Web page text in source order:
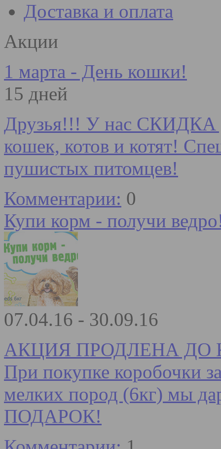
Доставка и оплата
Акции
1 марта - День кошки!
15 дней
Друзья!!! У нас СКИДКА
кошек, котов и котят!
пушистых питомцев!
Комментарии: 0
Купи корм - получи
07.04.16 - 30.09.16
АКЦИЯ ПРОДЛЕНА ДО
При покупке коробочки
мелких пород (6кг) мы
ПОДАРОК!